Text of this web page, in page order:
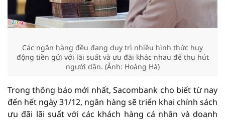
Các ngân hàng đều đang duy trì nhiều hình thức huy
động tiền gửi với lãi suất và ưu đãi khác nhau để thu hút
người dân. (Ảnh: Hoàng Hà)
Trong thông báo mới nhất, Sacombank cho biết từ nay
đến hết ngày 31/12, ngân hàng sẽ triển khai chính sách
ưu đãi lãi suất với các khách hàng cá nhân và doanh